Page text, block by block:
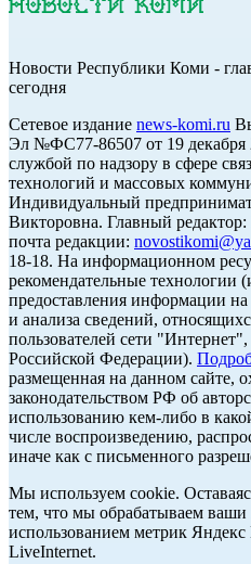
Новости Республики Коми -
сегодня
Cетевое издание news-komi.ru
Эл №ФС77-86507 от 19 декабря
службой по надзору в сфере
технологий и массовых
Индивидуальный
Викторовна. Главный
почта редакции:
18-18. На информационном
рекомендательные
предоставления информации на
и анализа сведений,
пользователей сети
Российской Федерации).
размещенная на данном сайте,
законодательством РФ об
использованию кем-либо в
числе воспроизведению,
иначе как с письменного
Мы используем cookie.
тем, что мы обрабатываем
использованием метрик
LiveInternet.